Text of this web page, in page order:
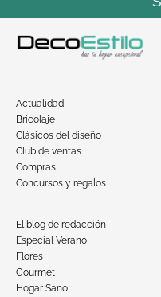
Actualidad
Bricolaje
Clásicos del diseño
Club de ventas
Compras
Concursos y regalos
El blog de redacción
Especial Verano
Flores
Gourmet
Hogar Sano